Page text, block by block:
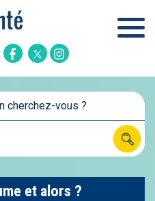
Facebook
TwitterInstagram
cherchez-vous ?
et alors ?